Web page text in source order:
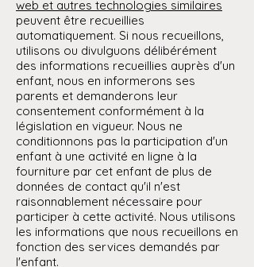
web et autres technologies similaires
peuvent être recueillies
automatiquement. Si nous recueillons,
utilisons ou divulguons délibérément
des informations recueillies auprès d'un
enfant, nous en informerons ses
parents et demanderons leur
consentement conformément à la
législation en vigueur. Nous ne
conditionnons pas la participation d'un
enfant à une activité en ligne à la
fourniture par cet enfant de plus de
données de contact qu'il n'est
raisonnablement nécessaire pour
participer à cette activité. Nous utilisons
les informations que nous recueillons en
fonction des services demandés par
l'enfant.